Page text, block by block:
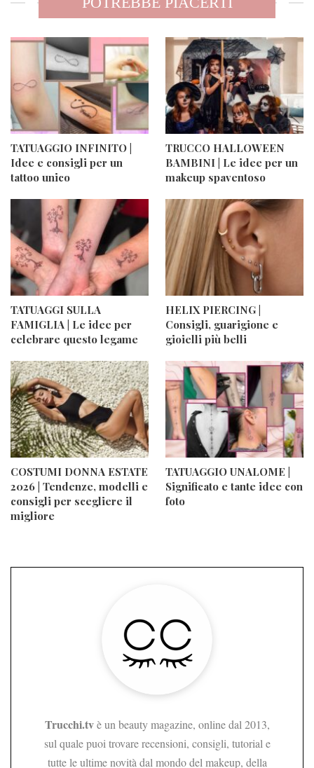
TATUAGGIO INFINITO |
Idee e consigli per un
tattoo unico
TRUCCO HALLOWEEN
BAMBINI | Le idee per un
makeup spaventoso
TATUAGGI SULLA
FAMIGLIA | Le idee per
celebrare questo legame
HELIX PIERCING |
Consigli, guarigione e
gioielli più belli
COSTUMI DONNA ESTATE
2026 | Tendenze, modelli e
consigli per scegliere il
migliore
TATUAGGIO UNALOME |
Significato e tante idee con
foto
Trucchi.tvè un beauty magazine, online dal 2013,
sul quale puoi trovare recensioni, consigli, tutorial e
tutte le ultime novità dal mondo del makeup, della